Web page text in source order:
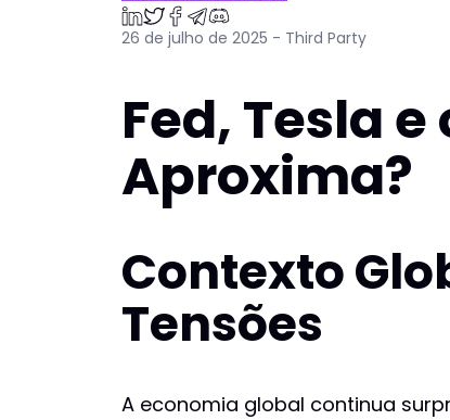
26 de julho de 2025 - Third Party
Fed, Tesla
Aproxima?
Contexto
Tensões
A economia global continua